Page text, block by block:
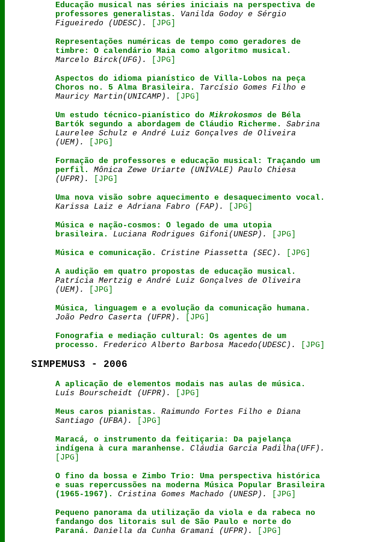
Educação musical nas séries iniciais na perspectiva de
professores generalistas. Vanilda Godoy e Sérgio
Figueiredo (UDESC) . [JPG]
Representações numéricas de tempo como geradores de
timbre: O calendário Maia como algoritmo musical.
Marcelo Birck(UFG) . [JPG]
Aspectos do idioma pianístico de Villa-Lobos na peça
Choros no. 5 Alma Brasileira. Tarcísio Gomes Filho e
Mauricy Martin(UNICAMP) . [JPG]
Um estudo técnico-pianístico do Mikrokosmos de Béla
Bartók segundo a abordagem de Cláudio Richerme. Sabrina
Laurelee Schulz e André Luiz Gonçalves de Oliveira
(UEM) . [JPG]
Formação de professores e educação musical: Traçando um
perfil. Mônica Zewe Uriarte (UNIVALE) Paulo Chiesa
(UFPR) . [JPG]
Uma nova visão sobre aquecimento e desaquecimento vocal.
Karissa Laiz e Adriana Fabro (FAP) . [JPG]
Música e nação-cosmos: O legado de uma utopia
brasileira. Luciana Rodrigues Gifoni(UNESP) . [JPG]
Música e comunicação. Cristine Piassetta (SEC) . [JPG]
A audição em quatro propostas de educação musical.
Patrícia Mertzig e André Luiz Gonçalves de Oliveira
(UEM) . [JPG]
Música, linguagem e a evolução da comunicação humana.
João Pedro Caserta (UFPR) . [JPG]
Fonografia e mediação cultural: Os agentes de um
processo. Frederico Alberto Barbosa Macedo(UDESC) . [JPG]
SIMPEMUS3 - 2006
A aplicação de elementos modais nas aulas de música.
Luís Bourscheidt (UFPR).
[JPG]
Meus caros pianistas. Raimundo Fortes Filho e Diana
Santiago (UFBA).
[JPG]
Maracá, o instrumento da feitiçaria: Da pajelança
indígena à cura maranhense.
Cláudia Garcia Padilha(UFF).
[JPG]
O fino da bossa e Zimbo Trio: Uma perspectiva histórica
e suas repercussões na moderna Música Popular Brasileira
(1965-1967). Cristina Gomes Machado (UNESP). [JPG]
Pequeno panorama da utilização da viola e da rabeca no
fandango dos litorais sul de São Paulo e norte do
Paraná. Daniella da Cunha Gramani (UFPR). [JPG]